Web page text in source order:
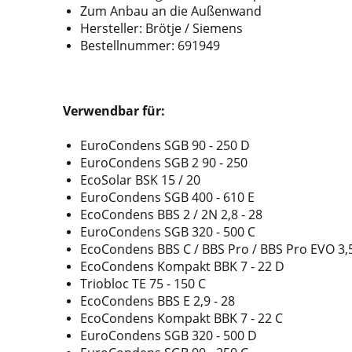
Zum Anbau an die Außenwand
Hersteller: Brötje / Siemens
Bestellnummer: 691949
Verwendbar für:
EuroCondens SGB 90 - 250 D
EuroCondens SGB 2 90 - 250
EcoSolar BSK 15 / 20
EuroCondens SGB 400 - 610 E
EcoCondens BBS 2 / 2N 2,8 - 28
EuroCondens SGB 320 - 500 C
EcoCondens BBS C / BBS Pro / BBS Pro EVO
EcoCondens Kompakt BBK 7 - 22 D
Triobloc TE 75 - 150 C
EcoCondens BBS E 2,9 - 28
EcoCondens Kompakt BBK 7 - 22 C
EuroCondens SGB 320 - 500 D